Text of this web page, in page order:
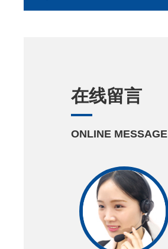
在线留言
ONLINE MESSAGE